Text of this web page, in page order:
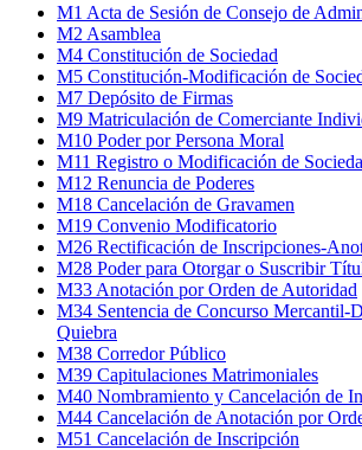
M1 Acta de Sesión de Consejo de
M2 Asamblea
M4 Constitución de Sociedad
M5 Constitución-Modificación de
M7 Depósito de Firmas
M9 Matriculación de Comerciante
M10 Poder por Persona Moral
M11 Registro o Modificación de
M12 Renuncia de Poderes
M18 Cancelación de Gravamen
M19 Convenio Modificatorio
M26 Rectificación de Inscripciones-
M28 Poder para Otorgar o Suscribir
M33 Anotación por Orden de Autoridad
M34 Sentencia de Concurso Mercantil-
Quiebra
M38 Corredor Público
M39 Capitulaciones Matrimoniales
M40 Nombramiento y Cancelación de
M44 Cancelación de Anotación por
M51 Cancelación de Inscripción